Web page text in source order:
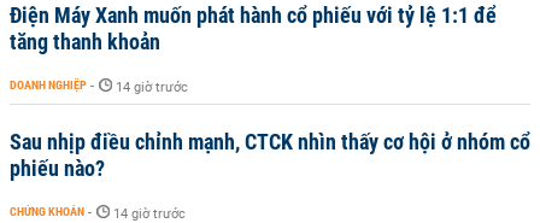
Điện Máy Xanh muốn phát hành cổ phiếu với tỷ lệ 1:1 để
tăng thanh khoản
DOANH NGHIỆP - 14 giờ trước
Sau nhịp điều chỉnh mạnh, CTCK nhìn thấy cơ hội ở nhóm cổ
phiếu nào?
CHỨNG KHOÁN - 14 giờ trước